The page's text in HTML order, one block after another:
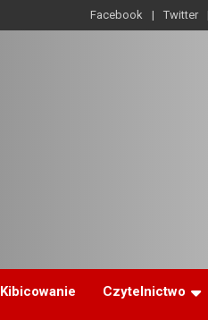
Facebook Twitter
Kibicowanie Czytelnictwo